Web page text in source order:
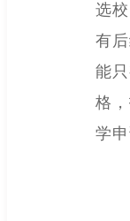
选
有
能
格
学